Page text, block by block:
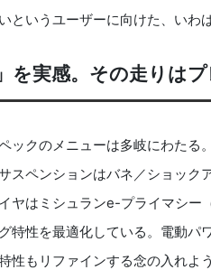
というユーザーに向けた、いわ
を実感。その走りは
ックのメニューは多岐にわたる
スペンションはバネ／ショッ
ヤはミシュランe-プライマシ
特性を最適化している。電動パ
性もリファインする念の入れよう